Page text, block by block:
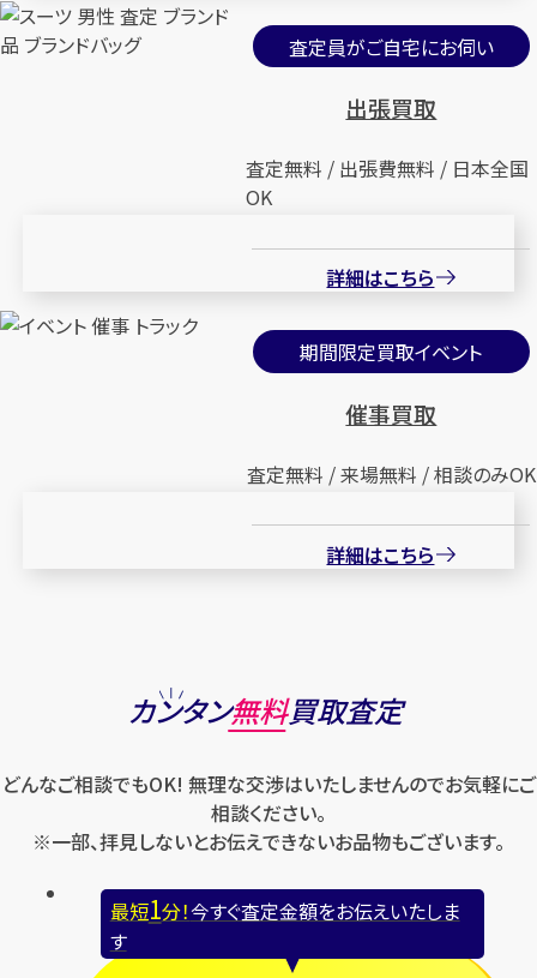
査定員がご自宅にお伺い
出張買取
査定無料 / 出張費無料 / 日本全国
OK
詳細はこちら
期間限定買取イベント
催事買取
査定無料 / 来場無料 / 相談のみOK
詳細はこちら
カンタン無料買取査定
どんなご相談でもOK! 無理な交渉はいたしませんのでお気軽にご
相談ください。
※一部、拝見しないとお伝えできないお品物もございます。
最短1分！今すぐ査定金額をお伝えいたしま
す